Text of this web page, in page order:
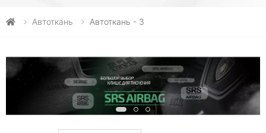
Автоткань Автоткань - 3